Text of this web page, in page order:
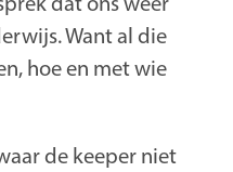
Want al die
hoe en met wie
de keeper niet